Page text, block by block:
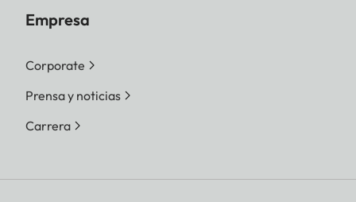
Empresa
Corporate
Prensa y noticias
Carrera